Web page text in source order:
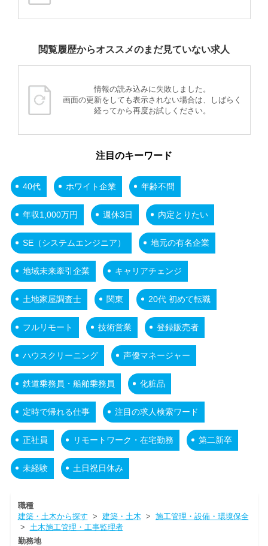
閲覧履歴からオススメのまだ見ていない求人
情報の読み込みに失敗しました。
画面の更新をしても表示されない場合は、しばらく
経ってから再度お試しください。
注目のキーワード
40代 ホワイト企業 年齢不問
年収1,000万円 週休3日 内定とりたい
SE（システムエンジニア） 地元の有名企業
地域未来牽引企業 キャリアチェンジ
土地家屋調査士 関東 20代 初めて転職
フルリモート 技術営業 登録販売者
ハウスクリーニング 声優マネージャー
鉄道乗務員・船舶乗務員 化粧品
定時で帰れる仕事 注目の求人検索ワード
正社員 リモートワーク・在宅勤務 第二新卒
未経験 土日祝日休み
職種
建築・土木から探す > 建築・土木 > 施工管理・設備・環境保全
> 土木施工管理・工事監理者
勤務地